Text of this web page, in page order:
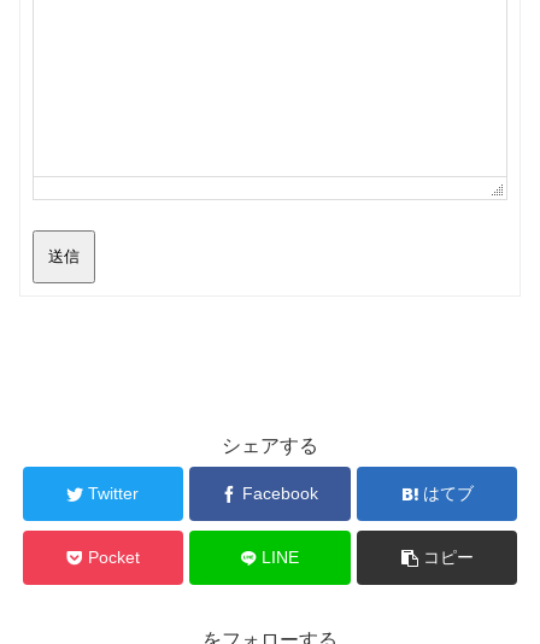
送信
シェアする
Twitter Facebook はてブ
Pocket LINE コピー